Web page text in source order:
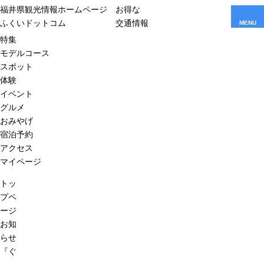
福井県観光情報ホームページ
ふくいドットコム
お得な
交通情報
MENU
特集
モデルコース
スポット
体験
イベント
グルメ
おみやげ
宿泊予約
アクセス
マイページ
トッ
プペ
ージ
お知
らせ
『ぐ